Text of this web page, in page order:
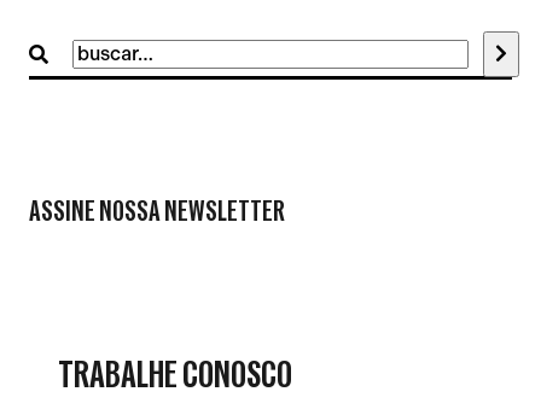
Buscar
por:
ASSINE NOSSA NEWSLETTER
TRABALHE CONOSCO